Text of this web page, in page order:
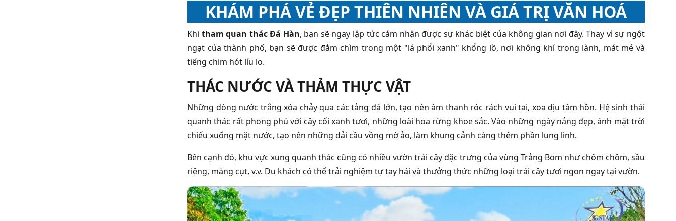
KHÁM PHÁ VẺ ĐẸP THIÊN NHIÊN VÀ GIÁ TRỊ VĂN HOÁ
Khi tham quan thác Đá Hàn, bạn sẽ ngay lập tức cảm nhận được sự khác biệt của không gian nơi đây. Thay vì sự ngột
ngạt của thành phố, bạn sẽ được đắm chìm trong một "lá phổi xanh" khổng lồ, nơi không khí trong lành, mát mẻ và
tiếng chim hót líu lo.
THÁC NƯỚC VÀ THẢM THỰC VẬT
Những dòng nước trắng xóa chảy qua các tảng đá lớn, tạo nên âm thanh róc rách vui tai, xoa dịu tâm hồn. Hệ sinh thái
quanh thác rất phong phú với cây cối xanh tươi, những loài hoa rừng khoe sắc. Vào những ngày nắng đẹp, ánh mặt trời
chiếu xuống mặt nước, tạo nên những dải cầu vồng mờ ảo, làm khung cảnh càng thêm phần lung linh.
Bên cạnh đó, khu vực xung quanh thác cũng có nhiều vườn trái cây đặc trưng của vùng Trảng Bom như chôm chôm, sầu
riêng, măng cụt, v.v. Du khách có thể trải nghiệm tự tay hái và thưởng thức những loại trái cây tươi ngon ngay tại vườn.